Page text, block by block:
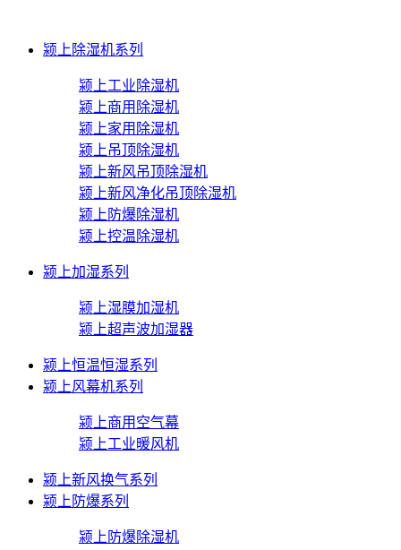
颍上除湿机系列
颍上工业除湿机
颍上商用除湿机
颍上家用除湿机
颍上吊顶除湿机
颍上新风吊顶除湿机
颍上新风净化吊顶除湿机
颍上防爆除湿机
颍上控温除湿机
颍上加湿系列
颍上湿膜加湿机
颍上超声波加湿器
颍上恒温恒湿系列
颍上风幕机系列
颍上商用空气幕
颍上工业暖风机
颍上新风换气系列
颍上防爆系列
颍上防爆除湿机